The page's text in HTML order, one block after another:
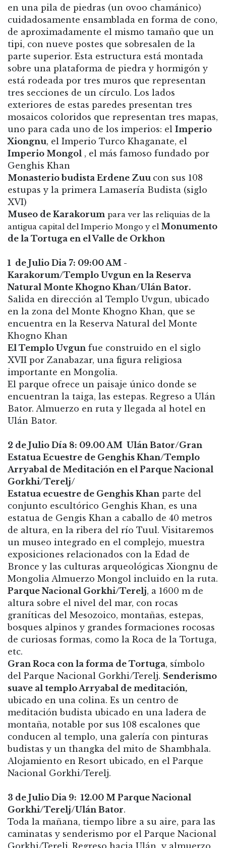
en una pila de piedras (un ovoo chamánico)
cuidadosamente ensamblada en forma de cono,
de aproximadamente el mismo tamaño que un
tipi, con nueve postes que sobresalen de la
parte superior. Esta estructura está montada
sobre una plataforma de piedra y hormigón y
está rodeada por tres muros que representan
tres secciones de un círculo. Los lados
exteriores de estas paredes presentan tres
mosaicos coloridos que representan tres mapas,
uno para cada uno de los imperios: el Imperio
Xiongnu, el Imperio Turco Khaganate, el
Imperio Mongol , el más famoso fundado por
Genghis Khan
Monasterio budista Erdene Zuu con sus 108
estupas y la primera Lamasería Budista (siglo
XVI)
Museo de Karakorum para ver las reliquias de la
antigua capital del Imperio Mongo y el Monumento
de la Tortuga en el Valle de Orkhon
1 de Julio Dia 7: 09:00 AM -
Karakorum/Templo Uvgun en la Reserva
Natural Monte Khogno Khan/Ulán Bator.
Salida en dirección al Templo Uvgun, ubicado
en la zona del Monte Khogno Khan, que se
encuentra en la Reserva Natural del Monte
Khogno Khan
El Templo Uvgun fue construido en el siglo
XVII por Zanabazar, una figura religiosa
importante en Mongolia.
El parque ofrece un paisaje único donde se
encuentran la taiga, las estepas. Regreso a Ulán
Bator. Almuerzo en ruta y llegada al hotel en
Ulán Bator.
2 de Julio Día 8: 09.00 AM Ulán Bator/Gran
Estatua Ecuestre de Genghis Khan/Templo
Arryabal de Meditación en el Parque Nacional
Gorkhi/Terelj/
Estatua ecuestre de Genghis Khan parte del
conjunto escultórico Genghis Khan, es una
estatua de Gengis Khan a caballo de 40 metros
de altura, en la ribera del río Tuul. Visitaremos
un museo integrado en el complejo, muestra
exposiciones relacionados con la Edad de
Bronce y las culturas arqueológicas Xiongnu de
Mongolia Almuerzo Mongol incluido en la ruta.
Parque Nacional Gorkhi/Terelj, a 1600 m de
altura sobre el nivel del mar, con rocas
graníticas del Mesozoico, montañas, estepas,
bosques alpinos y grandes formaciones rocosas
de curiosas formas, como la Roca de la Tortuga,
etc.
Gran Roca con la forma de Tortuga, símbolo
del Parque Nacional Gorkhi/Terelj. Senderismo
suave al templo Arryabal de meditación,
ubicado en una colina. Es un centro de
meditación budista ubicado en una ladera de
montaña, notable por sus 108 escalones que
conducen al templo, una galería con pinturas
budistas y un thangka del mito de Shambhala.
Alojamiento en Resort ubicado, en el Parque
Nacional Gorkhi/Terelj.
3 de Julio Dia 9: 12.00 M Parque Nacional
Gorkhi/Terelj/Ulán Bator.
Toda la mañana, tiempo libre a su aire, para las
caminatas y senderismo por el Parque Nacional